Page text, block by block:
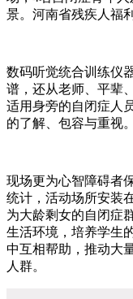
景。河南省残疾人福
数码听觉统合训练仪
谱，还从老师、平辈
适用身旁的自闭症人
的了解、包容与重视。
现场更为心智障碍者
统计，活动场所安装
为大龄剩女的自闭症
生活环境，培养学生
中互相帮助，推动大
人群。